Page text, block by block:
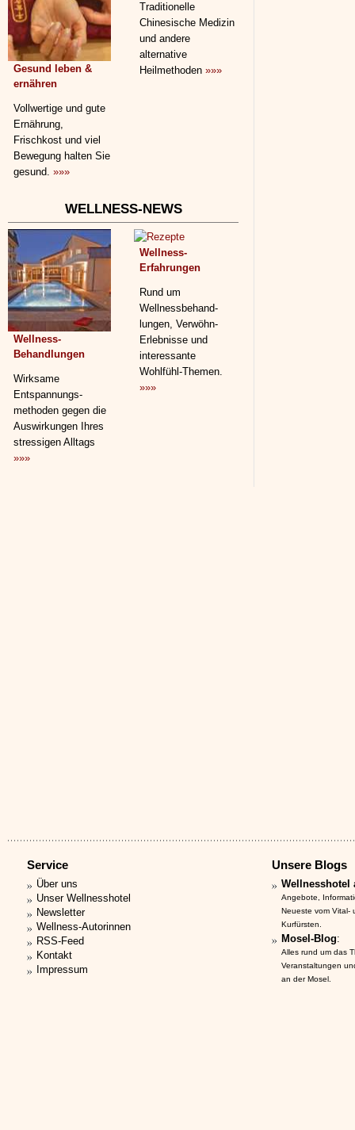
Gesund leben &
ernähren
Vollwertige und gute
Ernährung,
Frischkost und viel
Bewegung halten Sie
gesund. »»»
Traditionelle
Chinesische Medizin
und andere
alternative
Heilmethoden »»»
WELLNESS-NEWS
Wellness-
Behandlungen
Wirksame
Entspannungs­
methoden gegen die
Auswirkungen Ihres
stressigen Alltags
»»»
Wellness-
Erfahrungen
Rund um
Wellnessbehand­
lungen, Verwöhn-
Erlebnisse und
interessante
Wohlfühl-Themen.
»»»
Service
Über uns
Unser Wellnesshotel
Newsletter
Wellness-Autorinnen
RSS-Feed
Kontakt
Impressum
Unsere Blogs
Wellnesshotel
Angebote,
Neueste vom Vital-
Kurfürsten.
Mosel-Blog:
Alles rund um das
Veranstaltungen
an der Mosel.